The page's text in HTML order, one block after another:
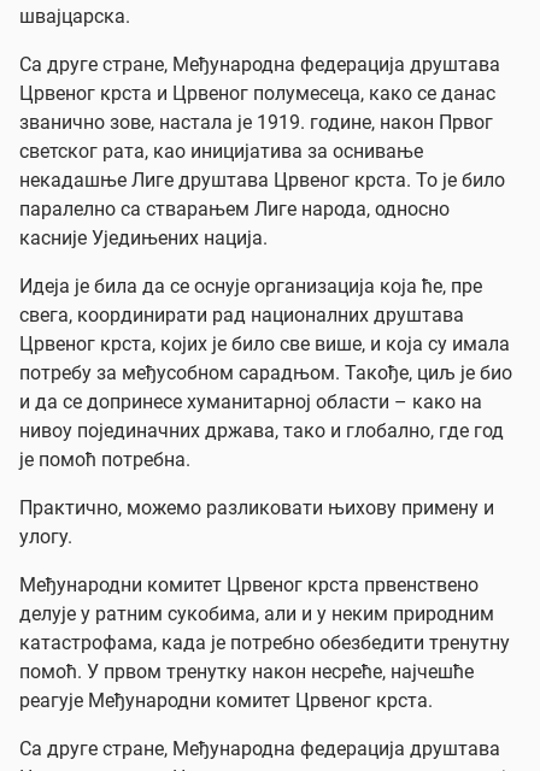
швајцарска.
Са друге стране, Међународна федерација друштава
Црвеног крста и Црвеног полумесеца, како се данас
званично зове, настала је 1919. године, након Првог
светског рата, као иницијатива за оснивање
некадашње Лиге друштава Црвеног крста. То је било
паралелно са стварањем Лиге народа, односно
касније Уједињених нација.
Идеја је била да се оснује организација која ће, пре
свега, координирати рад националних друштава
Црвеног крста, којих је било све више, и која су имала
потребу за међусобном сарадњом. Такође, циљ је био
и да се допринесе хуманитарној области – како на
нивоу појединачних држава, тако и глобално, где год
је помоћ потребна.
Практично, можемо разликовати њихову примену и
улогу.
Међународни комитет Црвеног крста првенствено
делује у ратним сукобима, али и у неким природним
катастрофама, када је потребно обезбедити тренутну
помоћ. У првом тренутку након несреће, најчешће
реагује Међународни комитет Црвеног крста.
Са друге стране, Међународна федерација друштава